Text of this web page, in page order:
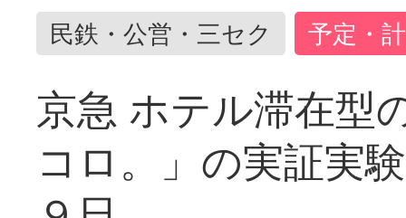
民鉄・公営・三セク 予定・
京急 ホテル滞在型
コロ。」の実証実